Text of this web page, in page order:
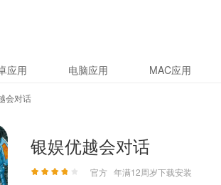
应用 电脑应用 MAC应用
会对话
银娱优越会对话
官方 年满12周岁下载安装